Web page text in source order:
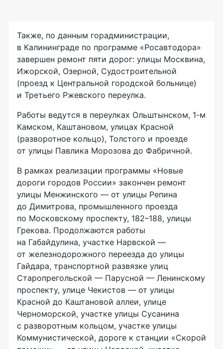
Также, по данным горадминистрации,
в Калининграде по программе «Росавтодора»
завершен ремонт пяти дорог: улицы Москвина,
Ижорской, Озерной, Судостроительной
(проезд к Центральной городской больнице)
и Третьего Ржевского переулка.
Работы ведутся в переулках Ольштынском, 1-м
Камском, Каштановом, улицах Красной
(разворотное кольцо), Толстого и проезде
от улицы Павлика Морозова до Фабричной.
В рамках реализации программы «Новые
дороги городов России» закончен ремонт
улицы Менжинского — от улицы Репина
до Димитрова, промышленного проезда
по Московскому проспекту, 182–188, улицы
Грекова. Продолжаются работы
на Габайдулина, участке Нарвской —
от железнодорожного переезда до улицы
Гайдара, транспортной развязке улиц
Старопрегольской — Парусной — Ленинскому
проспекту, улице Чекистов — от улицы
Красной до Каштановой аллеи, улице
Черноморской, участке улицы Сусанина
с разворотным кольцом, участке улицы
Коммунистической, дороге к станции «Скорой